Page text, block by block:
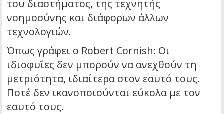
του διαστήματος, της τεχνητής
νοημοσύνης και διάφορων άλλων
τεχνολογιών.
Όπως γράφει ο Robert Cornish: Οι
ιδιοφυΐες δεν μπορούν να ανεχθούν τη
μετριότητα, ιδιαίτερα στον εαυτό τους.
Ποτέ δεν ικανοποιούνται εύκολα με τον
εαυτό τους.